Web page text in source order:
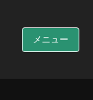
メニュー